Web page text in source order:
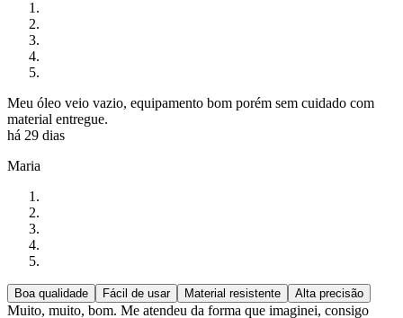
Meu óleo veio vazio, equipamento bom porém sem cuidado com
material entregue.
há 29 dias
Maria
Boa qualidade Fácil de usar Material resistente Alta precisão
Muito, muito, bom. Me atendeu da forma que imaginei, consigo